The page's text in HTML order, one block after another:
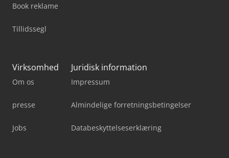
Book reklame
Tillidssegl
Virksomhed
Om os
presse
Jobs
Juridisk information
Impressum
Almindelige forretningsbetingelser
Databeskyttelseserklæring